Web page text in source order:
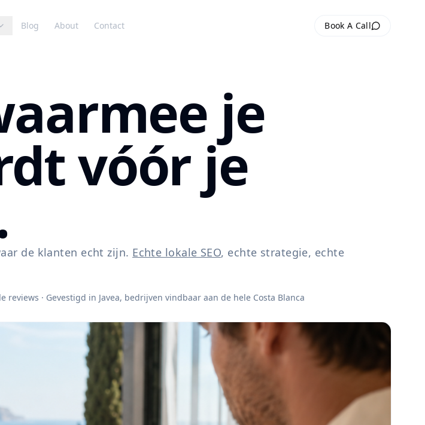
Blog About Contact Book A Call
je
vóór je
de klanten echt zijn. Echte lokale SEO, echte strategie, echte
reviews · Gevestigd in Javea, bedrijven vindbaar aan de hele Costa Blanca